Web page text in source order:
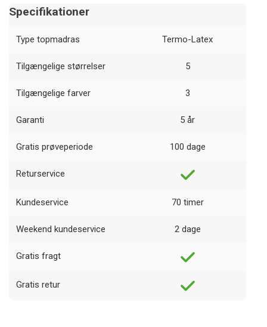
Specifikationer
Type topmadras Termo-Latex
Tilgængelige størrelser 5
Tilgængelige farver 3
Garanti 5 år
Gratis prøveperiode 100 dage
Returservice
Kundeservice 70 timer
Weekend kundeservice 2 dage
Gratis fragt
Gratis retur